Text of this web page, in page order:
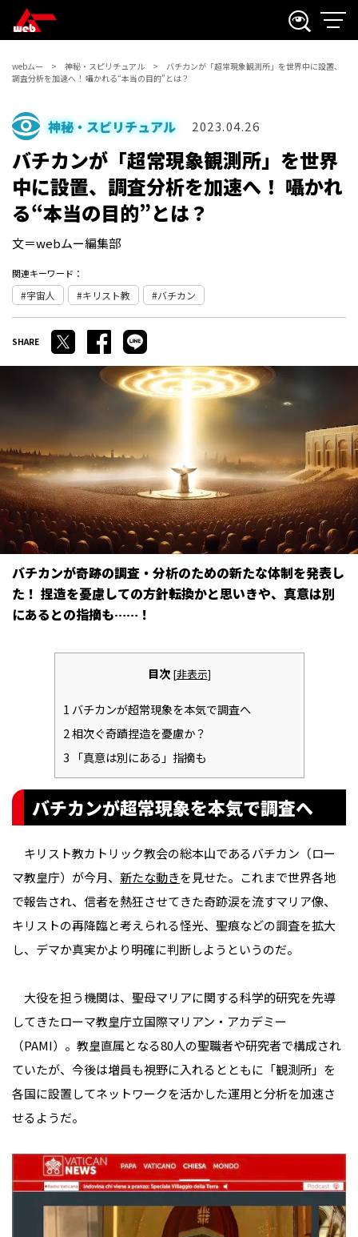
webムー 神秘・スピリチュアル
バチカンが「超常現象観測所」を世界中に設置、
調査分析を加速へ！ 囁かれる“本当の目的”とは？
神秘・スピリチュアル 2023.04.26
バチカンが「超常現象観測所」を世界
中に設置、調査分析を加速へ！ 囁かれ
る“本当の目的”とは？
文＝webムー編集部
関連キーワード：
宇宙人 キリスト教 バチカン
バチカンが奇跡の調査・分析のための新たな体制を発表し
た！ 捏造を憂慮しての方針転換かと思いきや、真意は別
にあるとの指摘も……！
目次 [非表示]
1 バチカンが超常現象を本気で調査へ
2相次ぐ奇蹟捏造を憂慮か？
3 「真意は別にある」指摘も
バチカンが超常現象を本気で調査へ
キリスト教カトリック教会の総本山であるバチカン（ロー
マ教皇庁）が今月、 新たな動きを見せた。これまで世界各地
で報告され、信者を熱狂させてきた奇跡――涙を流すマリア像、
キリストの再降臨と考えられる怪光、聖痕など――の調査を拡大
し、デマか真実かより明確に判断しようというのだ。
大役を担う機関は、聖母マリアに関する科学的研究を先導
してきたローマ教皇庁立国際マリアン・アカデミー
（PAMI）。教皇直属となる80人の聖職者や研究者で構成され
ていたが、今後は増員も視野に入れるとともに「観測所」を
各国に設置してネットワークを活かした運用と分析を加速さ
せるようだ。